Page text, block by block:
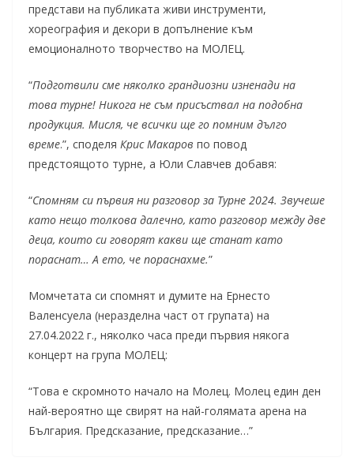
представи на публиката живи инструменти,
хореография и декори в допълнение към
емоционалното творчество на МОЛЕЦ.
“Подготвили сме няколко грандиозни изненади на
това турне! Никога не съм присъствал на подобна
продукция. Мисля, че всички ще го помним дълго
време.”, споделя Крис Макаров по повод
предстоящото турне, а Юли Славчев добавя:
“Спомням си първия ни разговор за Турне 2024. Звучеше
като нещо толкова далечно, като разговор между две
деца, които си говорят какви ще станат като
пораснат… А ето, че пораснахме.”
Момчетата си спомнят и думите на Ернесто
Валенсуела (неразделна част от групата) на
27.04.2022 г., няколко часа преди първия някога
концерт на група МОЛЕЦ:
“Това е скромното начало на Молец. Молец един ден
най-вероятно ще свирят на най-голямата арена на
България. Предсказание, предсказание…”